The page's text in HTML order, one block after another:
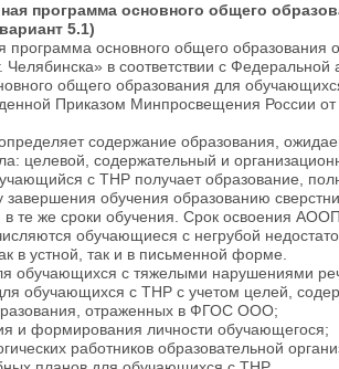
программа основного общего
5.1)
программа основного общего
в соответствии с Федеральной
общего образования для
Приказом Минпросвещения России
содержание образования,
целевой, содержательный и
с ТНР получает образование,
обучения образованию
в те же сроки обучения. Срок освоения
обучающиеся с негрубой
в устной, так и в письменной форме.
с тяжелыми нарушениями
обучающихся с ТНР с учетом целей,
отраженных в ФГОС ООО;
и формирования личности обучающегося;
работников образовательной